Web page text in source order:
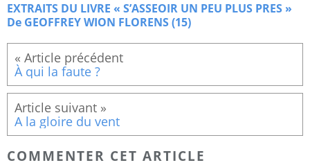
EXTRAITS DU LIVRE « S’ASSEOIR UN PEU PLUS PRES »
De GEOFFREY WION FLORENS (15)
À qui la faute ?
A la gloire du vent
COMMENTER CET ARTICLE